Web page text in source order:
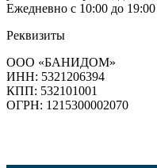
Ежедневно с 10:00 до 19:00
Реквизиты
ООО «БАНИДОМ»
ИНН: 5321206394
КПП: 532101001
ОГРН: 1215300002070